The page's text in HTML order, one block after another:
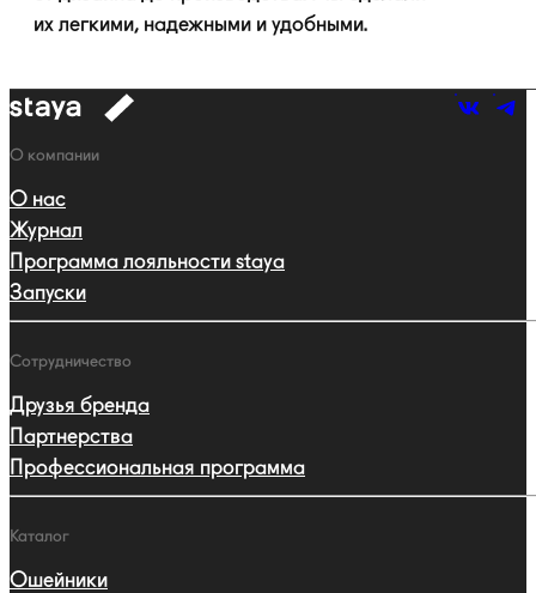
их легкими, надежными и удобными.
к
Навигация
О компании
О нас
Журнал
Программа лояльности staya
Запуски
Сотрудничество
Друзья бренда
Партнерства
Профессиональная программа
Каталог
Ошейники